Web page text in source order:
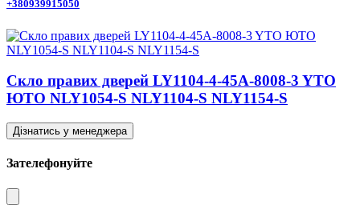
+380939915050
Скло правих дверей LY1104-4-45A-8008-3 YTO
ЮТО NLY1054-S NLY1104-S NLY1154-S
Дізнатись у менеджера
Зателефонуйте